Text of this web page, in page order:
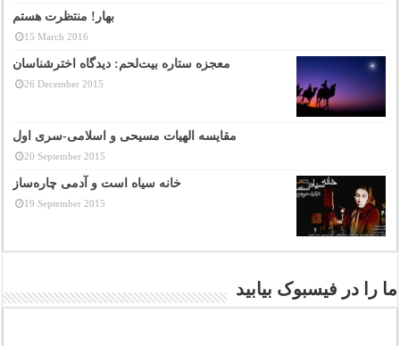
بهار! منتظرت هستم
15 March 2016
معجزه ستاره بیت‌لحم: دیدگاه اخترشناسان
26 December 2015
مقایسه الهیات مسیحی و اسلامی-سری اول
20 September 2015
خانه سیاه است و آدمی چاره‌ساز
19 September 2015
ما را در فیسبوک بیابید